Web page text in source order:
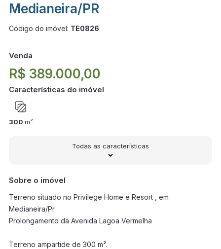
Medianeira/PR
Código do imóvel: TE0826
Venda
R$ 389.000,00
Características do imóvel
300 m²
Todas as características
Sobre o imóvel
Terreno situado no Privilege Home e Resort , em
Medianeira/Pr
Prolongamento da Avenida Lagoa Vermelha
Terreno ampartide de 300 m².